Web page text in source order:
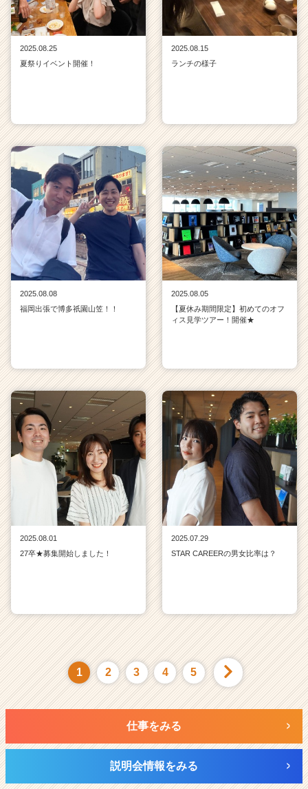
2025.08.25
夏祭りイベント開催！
2025.08.15
ランチの様子
2025.08.08
福岡出張で博多祇園山笠！！
2025.08.05
【夏休み期間限定】初めてのオフ
ィス見学ツアー！開催★
2025.08.01
27卒★募集開始しました！
2025.07.29
STAR CAREERの男女比率は？
1 2 3 4 5
仕事をみる
説明会情報をみる